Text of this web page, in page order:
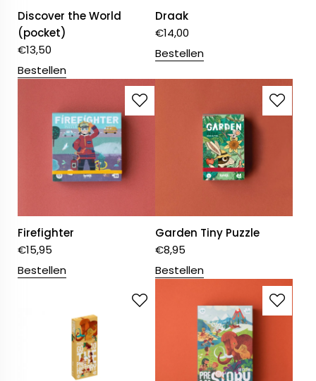
Discover the World
(pocket)
€13,50
Bestellen
Draak
€14,00
Bestellen
Firefighter
€15,95
Bestellen
Garden Tiny Puzzle
€8,95
Bestellen